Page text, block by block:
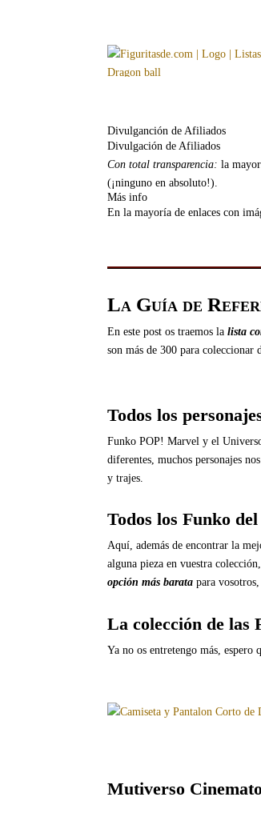
Divulganción de Afiliados
Divulgación de Afiliados
Con total transparencia: la
(¡ninguno en absoluto!).
Más info
En la mayoría de enlaces con
La Guía de
En este post os traemos lalista
son más de 300 para coleccionar
Todos los
Funko POP! Marvel y el
diferentes, muchos personajes
y trajes.
Todos los Funko
Aquí, además de encontrar la
alguna pieza en vuestra
opción más barata para
La colección de las
Ya no os entretengo más,
Mutiverso